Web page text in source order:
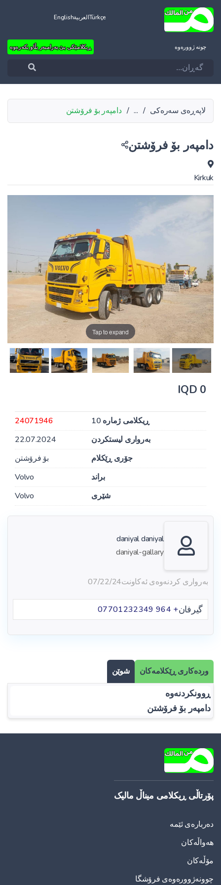
TürkçeالعربيةEnglish
چونه‌ ژووره‌وه‌ ڕیکلامێکی بێ بەرامبەر بڵاو بکەرەوە
لاپەڕەی سەرەکی /
...
/ دامپەر بۆ فرۆشتن
دامپەر بۆ فرۆشتن
Kirkuk
Tap to expand
0 IQD
ڕیکلامی ژمارە 10
24071946
بەرواری لیستکردن
22.07.2024
جۆری ڕێکلام
بۆ فرۆشتن
براند
Volvo
شێری
Volvo
daniyal daniyal
daniyal-gallary
بەرواری کردنەوەی ئەکاونت07/22/24
گیرفان+ 964 07701232349
وردەکاری ڕێکلامەکان شوێن
ڕوونکردنەوە
دامپەر بۆ فرۆشتن
پۆرتاڵی ڕیکلامی میناڵ مالیک
دەربارەی ئێمە
هەواڵەکان
مۆڵەکان
چوونەژوورەوەی فرۆشگا